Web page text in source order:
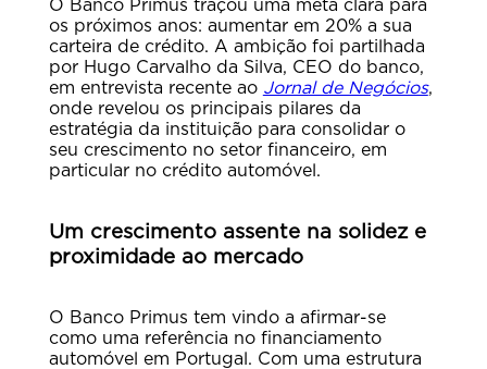
O Banco Primus traçou uma meta clara para
os próximos anos: aumentar em 20% a sua
carteira de crédito. A ambição foi partilhada
por Hugo Carvalho da Silva, CEO do banco,
em entrevista recente ao Jornal de Negócios,
onde revelou os principais pilares da
estratégia da instituição para consolidar o
seu crescimento no setor financeiro, em
particular no crédito automóvel.
Um crescimento assente na solidez e
proximidade ao mercado
O Banco Primus tem vindo a afirmar-se
como uma referência no financiamento
automóvel em Portugal. Com uma estrutura